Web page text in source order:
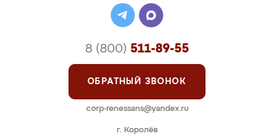
г. Королёв
8 (800) 511-89-55
ОБРАТНЫЙ ЗВОНОК
corp-renessans@yandex.ru